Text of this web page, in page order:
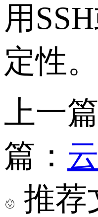
用 SSH
定性。
上一篇
篇：
推荐